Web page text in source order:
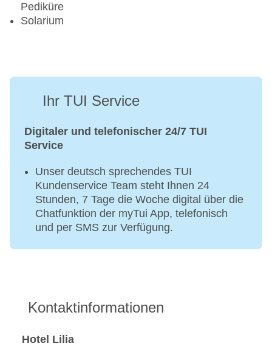
Pediküre
Solarium
Ihr TUI Service
Digitaler und telefonischer 24/7 TUI
Service
Unser deutsch sprechendes TUI
Kundenservice Team steht Ihnen 24
Stunden, 7 Tage die Woche digital über die
Chatfunktion der myTui App, telefonisch
und per SMS zur Verfügung.
Kontaktinformationen
Hotel Lilia